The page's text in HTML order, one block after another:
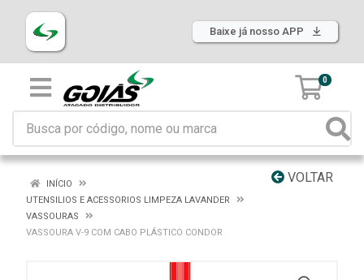
Baixe já nosso APP
0
VOLTAR
INÍCIO
UTENSILIOS E ACESSORIOS LIMPEZA LAVANDER
VASSOURAS
VASSOURA V-9 COM CABO PLÁSTICO CONDOR